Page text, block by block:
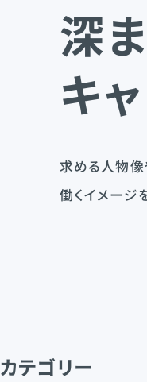
深
キ
求める人物像
働くイメージ
カテゴリー